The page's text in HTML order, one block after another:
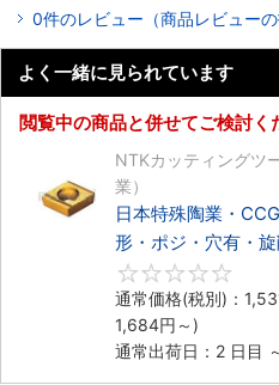
0件のレビュー（商品レビューの
よく一緒に見られています
閲覧中の商品と併せてご検討く
NTKカッティングツ
業）
日本特殊陶業・
形・ポジ・穴有・
通常価格(税別)：
1,684円 ～)
通常出荷日：2 日目